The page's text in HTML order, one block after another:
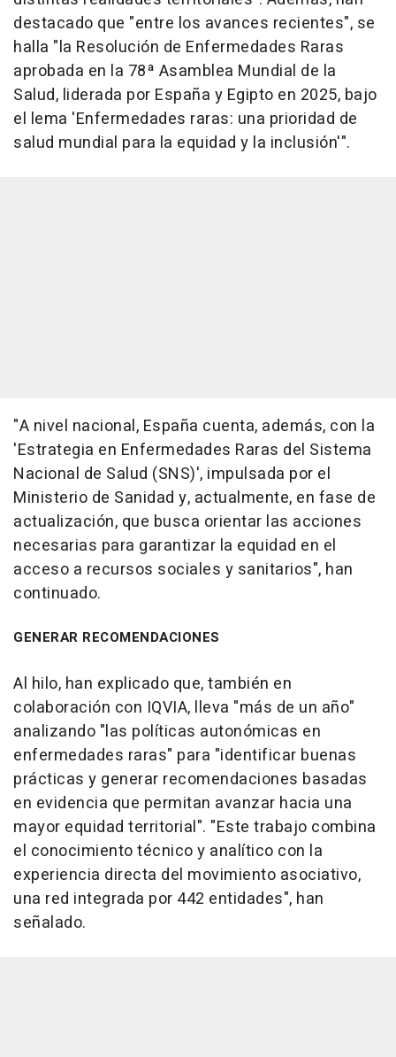
destacado que "entre los avances recientes", se
halla "la Resolución de Enfermedades Raras
aprobada en la 78ª Asamblea Mundial de la
Salud, liderada por España y Egipto en 2025, bajo
el lema 'Enfermedades raras: una prioridad de
salud mundial para la equidad y la inclusión'".
"A nivel nacional, España cuenta, además, con la
'Estrategia en Enfermedades Raras del Sistema
Nacional de Salud (SNS)', impulsada por el
Ministerio de Sanidad y, actualmente, en fase de
actualización, que busca orientar las acciones
necesarias para garantizar la equidad en el
acceso a recursos sociales y sanitarios", han
continuado.
GENERAR RECOMENDACIONES
Al hilo, han explicado que, también en
colaboración con IQVIA, lleva "más de un año"
analizando "las políticas autonómicas en
enfermedades raras" para "identificar buenas
prácticas y generar recomendaciones basadas
en evidencia que permitan avanzar hacia una
mayor equidad territorial". "Este trabajo combina
el conocimiento técnico y analítico con la
experiencia directa del movimiento asociativo,
una red integrada por 442 entidades", han
señalado.